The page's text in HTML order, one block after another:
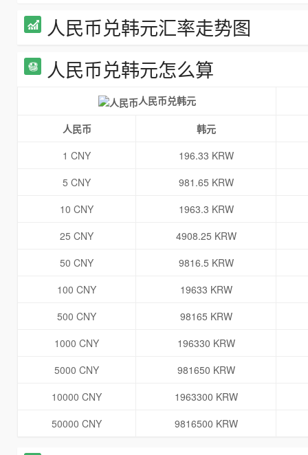
人民币兑韩元汇率走势图
人民币兑韩元怎么算
人民币兑韩元
人民币
韩元
1 CNY
196.33 KRW
5 CNY
981.65 KRW
10 CNY
1963.3 KRW
25 CNY
4908.25 KRW
50 CNY
9816.5 KRW
100 CNY
19633 KRW
500 CNY
98165 KRW
1000 CNY
196330 KRW
5000 CNY
981650 KRW
10000 CNY
1963300 KRW
50000 CNY
9816500 KRW